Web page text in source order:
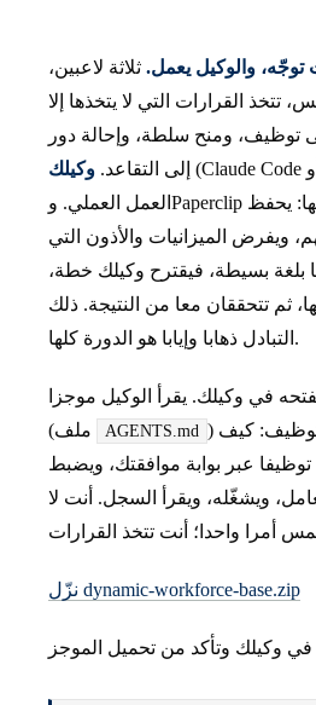
توجّه، والوكيل يعمل. ثلاثة لاعبين،
تتخذ القرارات التي لا يتخذها إلا
توظيف، ومنح سلطة، وإحالة دور
إلى التقاعد. وكيلك
(Claude Code أو OpenCode) يؤدي
العمل العملي. وPaperclip هو الشركة نفسها: يحفظ
ويفرض الميزانيات والأذون التي
بلغة بسيطة، فيقترح وكيلك خطة،
ثم تتحققان معا من النتيجة. ذلك
التبادل ذهابا وإيابا هو الدورة كلها.
في وكيلك. يقرأ الوكيل موجزا
AGENTS.md ) يعلّمه دورة حياة التوظيف: كيف
عبر بوابة موافقتك، ويضبط
ويشغّله، ويقرأ السجل. أنت لا
نزّل dynamic-workforce-base.zip